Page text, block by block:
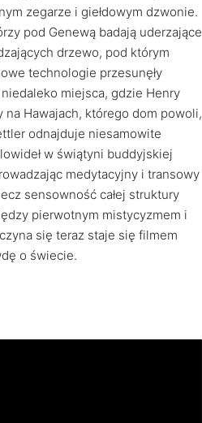
zegarze i giełdowym dzwonie.
pod Genewą badają uderzające
drzewo, pod którym
technologie przesunęły
miejsca, gdzie Henry
na Hawajach, którego dom powoli,
odnajduje niesamowite
w świątyni buddyjskiej
medytacyjny i transowy
sensowność całej struktury
pierwotnym mistycyzmem i
się teraz staje się filmem
o świecie.